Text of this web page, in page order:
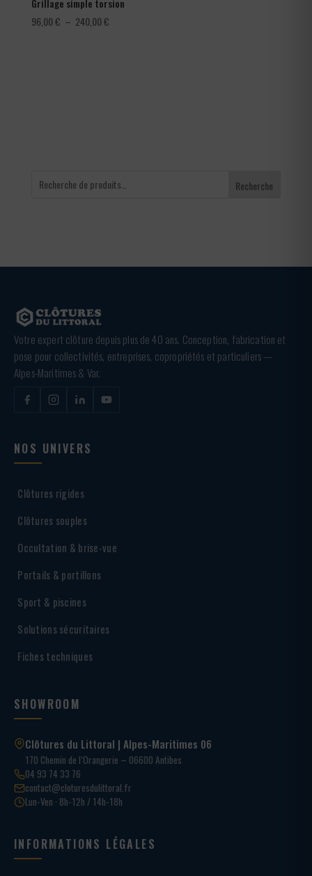
Grillage simple torsion
96,00€ – 240,00€Plage
Recherche
Votre expert clôture depuis plus de 40 ans. Conception, fabrication et
pose pour collectivités, entreprises, copropriétés et particuliers —
Alpes-Maritimes & Var.
NOS UNIVERS
Clôtures rigides
Clôtures souples
Occultation & brise-vue
Portails & portillons
Sport & piscines
Solutions sécuritaires
Fiches techniques
SHOWROOM
Clôtures du Littoral | Alpes-Maritimes 06
170 Chemin de l’Orangerie – 06600 Antibes
04 93 74 33 76
contact@cloturesdulittoral.fr
Lun-Ven · 8h-12h / 14h-18h
INFORMATIONS LÉGALES